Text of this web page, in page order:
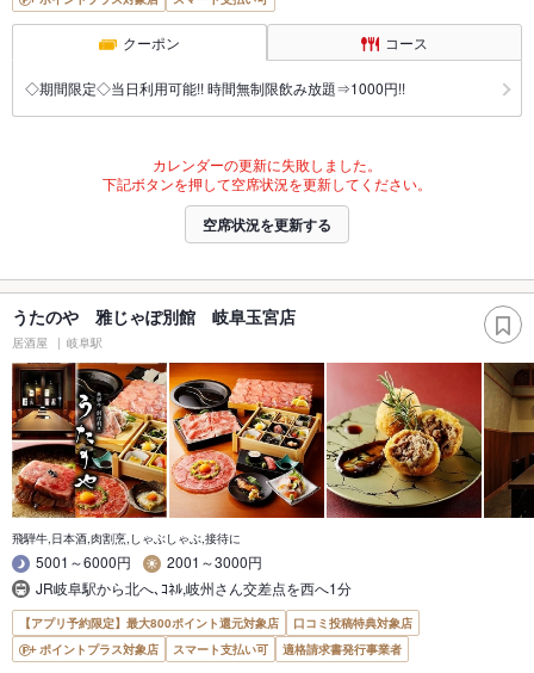
クーポン コース
◇期間限定◇当日利用可能!! 時間無制限飲み放題⇒1000円!!
カレンダーの更新に失敗しました。
下記ボタンを押して空席状況を更新してください。
空席状況を更新する
うたのや 雅じゃぽ別館 岐阜玉宮店
居酒屋 岐阜駅
飛騨牛,日本酒,肉割烹,しゃぶしゃぶ,接待に
5001～6000円
2001～3000円
JR岐阜駅から北へ､ｺﾈﾙ,岐州さん交差点を西へ1分
【アプリ予約限定】最大800ポイント還元対象店
口コミ投稿特典対象店
ポイントプラス対象店
スマート支払い可 適格請求書発行事業者